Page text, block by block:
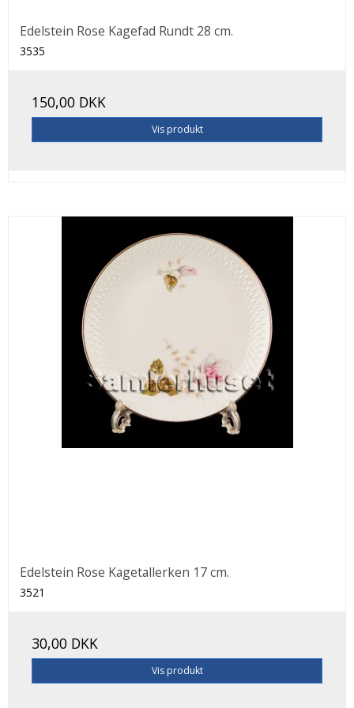
Edelstein Rose Kagefad Rundt 28 cm.
3535
150,00 DKK
Vis produkt
Edelstein Rose Kagetallerken 17 cm.
3521
30,00 DKK
Vis produkt